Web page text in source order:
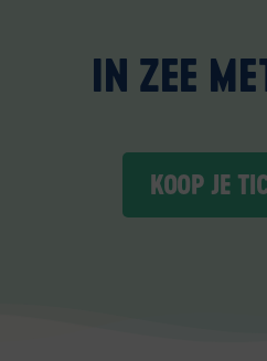
IN ZEE
KOOP JE